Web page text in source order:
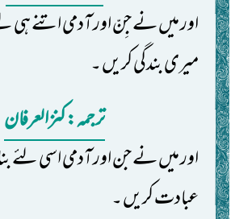
اور میں نے جِنّ اور آدمی اتنے ہی
میری بندگی کریں ۔
ترجمہ: کنزالعرفان
اور میں نے جن اور آدمی اسی لئے
عبادت کریں ۔